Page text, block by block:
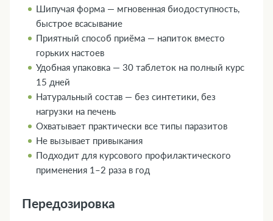
Шипучая форма — мгновенная биодоступность,
быстрое всасывание
Приятный способ приёма — напиток вместо
горьких настоев
Удобная упаковка — 30 таблеток на полный курс
15 дней
Натуральный состав — без синтетики, без
нагрузки на печень
Охватывает практически все типы паразитов
Не вызывает привыкания
Подходит для курсового профилактического
применения 1–2 раза в год
Передозировка